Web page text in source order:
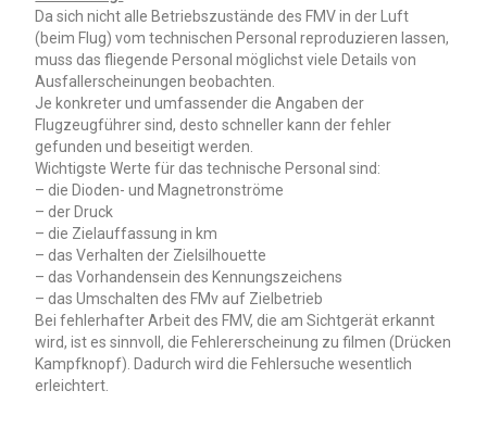
Da sich nicht alle Betriebszustände des FMV in der Luft
(beim Flug) vom technischen Personal reproduzieren lassen,
muss das fliegende Personal möglichst viele Details von
Ausfallerscheinungen beobachten.
Je konkreter und umfassender die Angaben der
Flugzeugführer sind, desto schneller kann der fehler
gefunden und beseitigt werden.
Wichtigste Werte für das technische Personal sind:
– die Dioden- und Magnetronströme
– der Druck
– die Zielauffassung in km
– das Verhalten der Zielsilhouette
– das Vorhandensein des Kennungszeichens
– das Umschalten des FMv auf Zielbetrieb
Bei fehlerhafter Arbeit des FMV, die am Sichtgerät erkannt
wird, ist es sinnvoll, die Fehlererscheinung zu filmen (Drücken
Kampfknopf). Dadurch wird die Fehlersuche wesentlich
erleichtert.